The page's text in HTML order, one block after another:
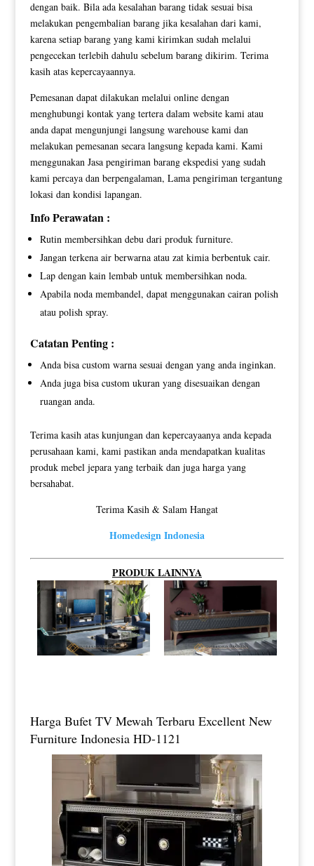
dengan baik. Bila ada kesalahan barang tidak sesuai bisa
melakukan pengembalian barang jika kesalahan dari kami,
karena setiap barang yang kami kirimkan sudah melalui
pengecekan terlebih dahulu sebelum barang dikirim. Terima
kasih atas kepercayaannya.
Pemesanan dapat dilakukan melalui online dengan
menghubungi kontak yang tertera dalam website kami atau
anda dapat mengunjungi langsung warehouse kami dan
melakukan pemesanan secara langsung kepada kami. Kami
menggunakan Jasa pengiriman barang ekspedisi yang sudah
kami percaya dan berpengalaman, Lama pengiriman tergantung
lokasi dan kondisi lapangan.
Info Perawatan :
Rutin membersihkan debu dari produk furniture.
Jangan terkena air berwarna atau zat kimia berbentuk cair.
Lap dengan kain lembab untuk membersihkan noda.
Apabila noda membandel, dapat menggunakan cairan polish
atau polish spray.
Catatan Penting :
Anda bisa custom warna sesuai dengan yang anda inginkan.
Anda juga bisa custom ukuran yang disesuaikan dengan
ruangan anda.
Terima kasih atas kunjungan dan kepercayaanya anda kepada
perusahaan kami, kami pastikan anda mendapatkan kualitas
produk mebel jepara yang terbaik dan juga harga yang
bersahabat.
Terima Kasih & Salam Hangat
Homedesign Indonesia
PRODUK LAINNYA
Harga Bufet TV Mewah Terbaru Excellent New
Furniture Indonesia HD-1121